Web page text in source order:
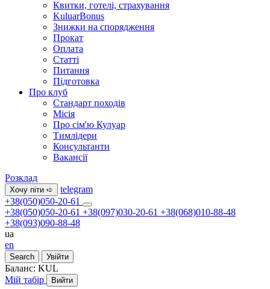
Квитки, готелі, страхування
KuluarBonus
Знижки на спорядження
Прокат
Оплата
Статті
Питання
Підготовка
Про клуб
Стандарт походів
Місія
Про сім'ю Кулуар
Тимлідери
Консультанти
Вакансії
Розклад
Хочу піти ➪
telegram
+38(050)050-20-61
+38(050)050-20-61 +38(097)030-20-61 +38(068)010-88-48
+38(093)090-88-48
ua
en
Search Увійти
Баланс: KUL
Мій табір
Вийти